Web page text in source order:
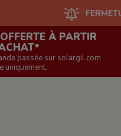
FERMETURE
À PARTIR
passée sur solargil.com
uniquement.